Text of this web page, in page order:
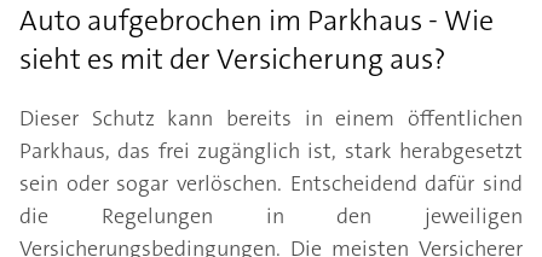
Auto aufgebrochen im Parkhaus - Wie
sieht es mit der Versicherung aus?
Dieser Schutz kann bereits in einem öffentlichen
Parkhaus, das frei zugänglich ist, stark herabgesetzt
sein oder sogar verlöschen. Entscheidend dafür sind
die Regelungen in den jeweiligen
Versicherungsbedingungen. Die meisten Versicherer